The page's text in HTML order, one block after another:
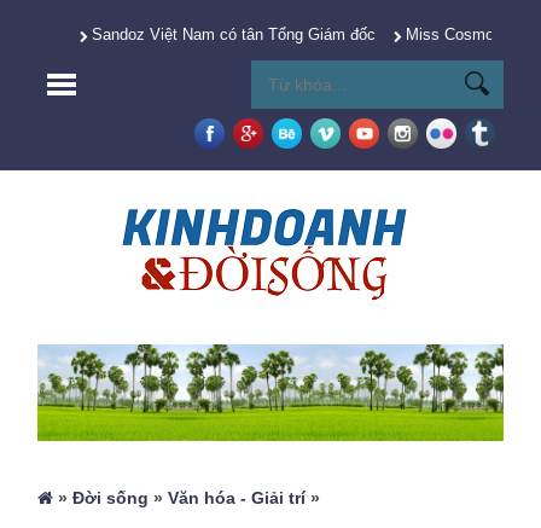
Sandoz Việt Nam có tân Tổng Giám đốc Miss Cosmo 2025
»Đời sống »Văn hóa - Giải trí»